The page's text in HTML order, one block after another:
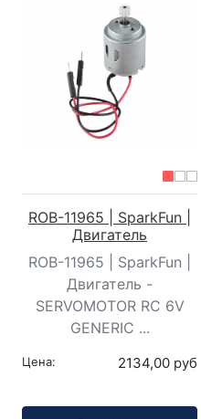
ROB-11965 | SparkFun |
Двигатель
ROB-11965 | SparkFun |
Двигатель -
SERVOMOTOR RC 6V
GENERIC ...
Цена: 2134,00 руб